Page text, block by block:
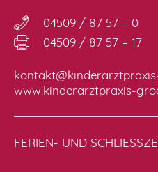
04509 / 87 57 – 0
04509 / 87 57 – 17
www.kinderarztpraxis-
FERIEN- UND